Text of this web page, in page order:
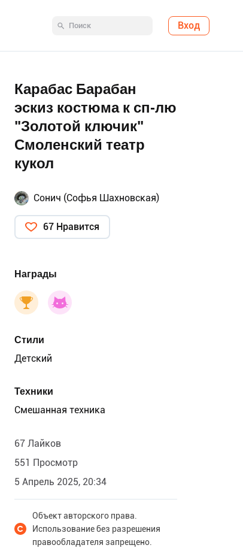
Вход
Карабас Барабан
эскиз костюма к сп-лю
"Золотой ключик"
Смоленский театр
кукол
Сонич (Софья Шахновская)
67 Нравится
Награды
Стили
Детский
Техники
Смешанная техника
67 Лайков
551 Просмотр
5 Апрель 2025, 20:34
Объект авторского права.
Использование без разрешения
правообладателя запрещено.